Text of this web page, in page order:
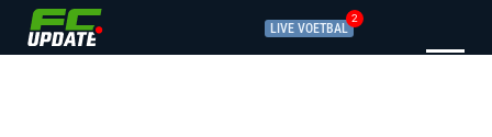
LIVE VOETBAL
2